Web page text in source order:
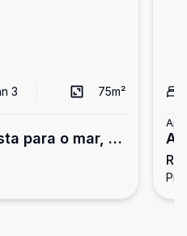
3 75m²
para o mar, 3
Guarujá